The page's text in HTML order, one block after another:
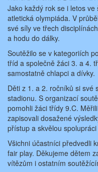
Jako každý rok se i letos
atletická olympiáda. V
své síly ve třech
a hodu do dálky.
Soutěžilo se v kategoriích
tříd a společně žáci 3. a 4.
samostatně chlapci a dívky.
Děti z 1. a 2. ročníků si své
stadionu. S organizací
pomohli žáci třídy 9.C.
zapisovali dosažené
přístup a skvělou
Všichni účastníci předvedli
fair play. Děkujeme dětem
vítězům i ostatním